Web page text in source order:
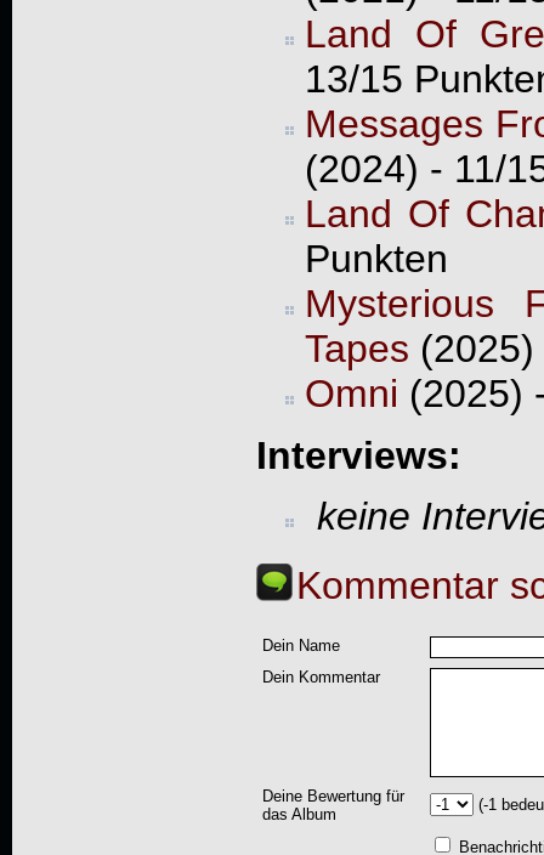
Land Of
13/15
Messages
(2024) - 11/
Land Of
Punkten
Mysterious
Tapes (2025)
Omni (2025)
Interviews:
keine
Kommentar
Dein Name
Dein Kommentar
Deine Bewertung für
das Album
(-1